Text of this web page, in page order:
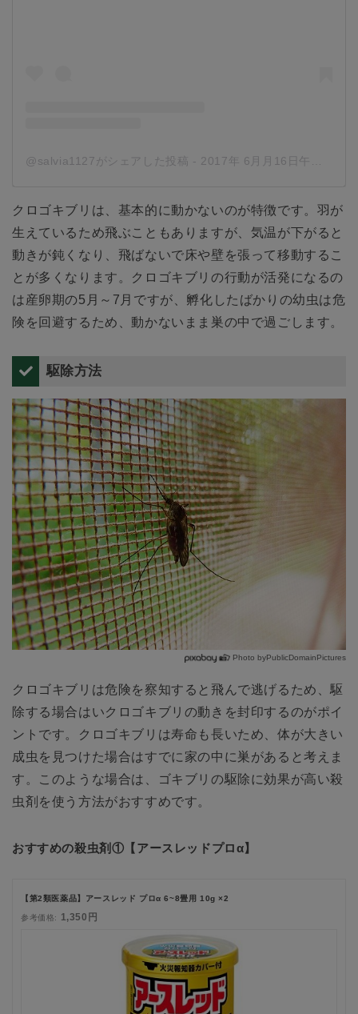
@salvia1127がシェアした投稿 - 2017年 6月月16日午前7時15分PDT
クロゴキブリは、基本的に動かないのが特徴です。羽が
生えているため飛ぶこともありますが、気温が下がると
動きが鈍くなり、飛ばないで床や壁を張って移動するこ
とが多くなります。クロゴキブリの行動が活発になるの
は産卵期の5月～7月ですが、孵化したばかりの幼虫は危
険を回避するため、動かないまま巣の中で過ごします。
駆除方法
Photo byPublicDomainPictures
クロゴキブリは危険を察知すると飛んで逃げるため、駆
除する場合はいクロゴキブリの動きを封印するのがポイ
ントです。クロゴキブリは寿命も長いため、体が大きい
成虫を見つけた場合はすでに家の中に巣があると考えま
す。このような場合は、ゴキブリの駆除に効果が高い殺
虫剤を使う方法がおすすめです。
おすすめの殺虫剤①【アースレッドプロα】
【第2類医薬品】アースレッド プロα 6~8畳用 10g ×2
参考価格: 1,350円